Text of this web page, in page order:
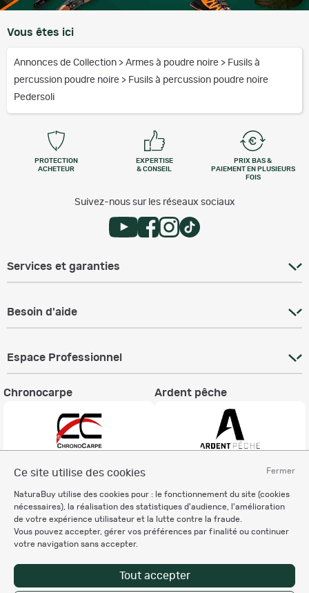
Fermer
Ce site utilise des cookies
NaturaBuy utilise des cookies pour : le fonctionnement du site (cookies
nécessaires), la réalisation des statistiques d'audience, l'amélioration
de votre expérience utilisateur et la lutte contre la fraude.
Vous pouvez accepter, gérer vos préférences par finalité ou continuer
votre navigation sans accepter.
Tout accepter
Vous êtes ici
Annonces de Collection > Armes à poudre noire > Fusils à
percussion poudre noire > Fusils à percussion poudre noire
Pedersoli
PROTECTION
ACHETEUR
EXPERTISE
& CONSEIL
PRIX BAS &
PAIEMENT EN PLUSIEURS
FOIS
Suivez-nous sur les réseaux sociaux
Services et garanties
Besoin d'aide
Espace Professionnel
Chronocarpe Ardent pêche
Charte éthique
Mentions légales
Règlement & Conditions d'utilisation
Politique de protection
des données personnelles
Personnalisation des cookies